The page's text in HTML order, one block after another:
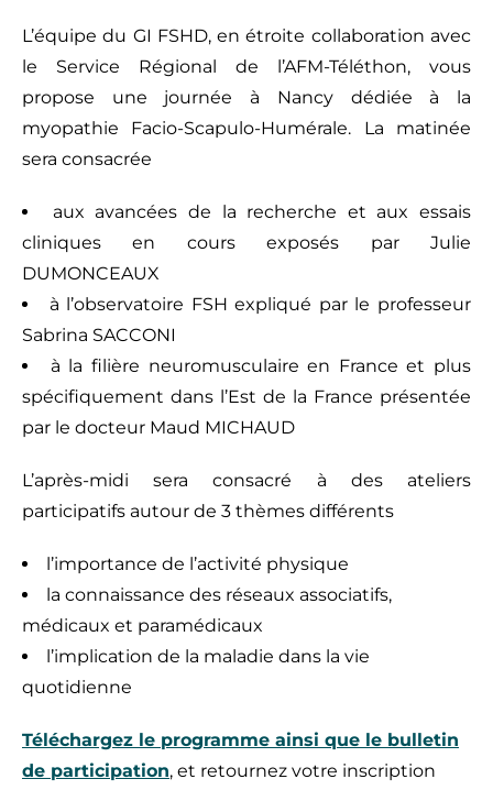
L’équipe du GI FSHD, en étroite collaboration avec
le Service Régional de l’AFM-Téléthon, vous
propose une journée à Nancy dédiée à la
myopathie Facio-Scapulo-Humérale. La matinée
sera consacrée
aux avancées de la recherche et aux essais
cliniques en cours exposés par Julie
DUMONCEAUX
à l’observatoire FSH expliqué par le professeur
Sabrina SACCONI
à la filière neuromusculaire en France et plus
spécifiquement dans l’Est de la France présentée
par le docteur Maud MICHAUD
L’après-midi sera consacré à des ateliers
participatifs autour de 3 thèmes différents
l’importance de l’activité physique
la connaissance des réseaux associatifs,
médicaux et paramédicaux
l’implication de la maladie dans la vie
quotidienne
Téléchargez le programme ainsi que le bulletin
de participation, et retournez votre inscription